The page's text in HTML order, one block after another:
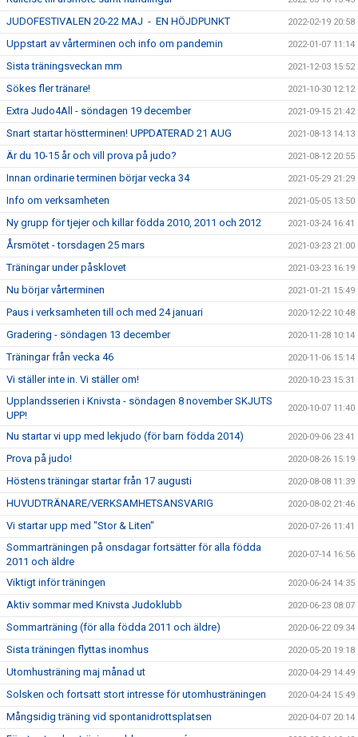
JUDOFESTIVALEN 20-22 MAJ - EN HÖJDPUNKT 2022-02-19 20:58
Uppstart av vårterminen och info om pandemin 2022-01-07 11:14
Sista träningsveckan mm 2021-12-03 15:52
Sökes fler tränare! 2021-10-30 12:12
Extra Judo4All - söndagen 19 december 2021-09-15 21:42
Snart startar höstterminen! UPPDATERAD 21 AUG 2021-08-13 14:13
Är du 10-15 år och vill prova på judo? 2021-08-12 20:55
Innan ordinarie terminen börjar vecka 34 2021-05-29 21:29
Info om verksamheten 2021-05-05 13:50
Ny grupp för tjejer och killar födda 2010, 2011 och 2012 2021-03-24 16:41
Årsmötet - torsdagen 25 mars 2021-03-23 21:00
Träningar under påsklovet 2021-03-23 16:19
Nu börjar vårterminen 2021-01-21 15:49
Paus i verksamheten till och med 24 januari 2020-12-22 10:48
Gradering - söndagen 13 december 2020-11-28 10:14
Träningar från vecka 46 2020-11-06 15:14
Vi ställer inte in. Vi ställer om! 2020-10-23 15:31
Upplandsserien i Knivsta - söndagen 8 november SKJUTS
UPP!
2020-10-07 11:40
Nu startar vi upp med lekjudo (för barn födda 2014) 2020-09-06 23:41
Prova på judo! 2020-08-26 15:19
Höstens träningar startar från 17 augusti 2020-08-08 11:39
HUVUDTRÄNARE/VERKSAMHETSANSVARIG 2020-08-02 21:46
Vi startar upp med "Stor & Liten" 2020-07-26 11:41
Sommarträningen på onsdagar fortsätter för alla födda
2011 och äldre
2020-07-14 16:56
Viktigt inför träningen 2020-06-24 14:35
Aktiv sommar med Knivsta Judoklubb 2020-06-23 08:07
Sommarträning (för alla födda 2011 och äldre) 2020-06-22 09:34
Sista träningen flyttas inomhus 2020-05-20 19:18
Utomhusträning maj månad ut 2020-04-29 14:49
Solsken och fortsatt stort intresse för utomhusträningen 2020-04-24 15:49
Mångsidig träning vid spontanidrottsplatsen 2020-04-07 20:14